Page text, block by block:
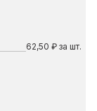
62,50 ₽ за шт.